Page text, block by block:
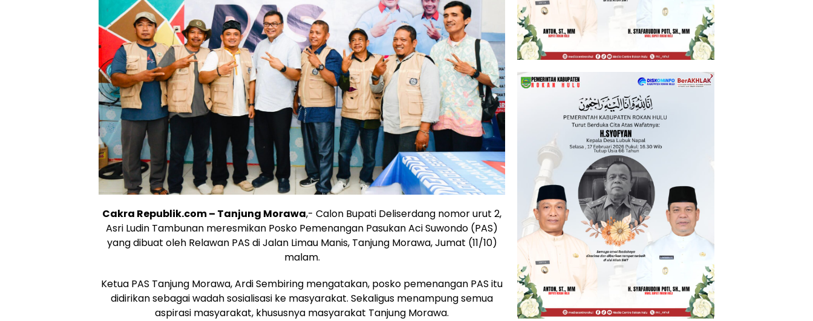
Cakra Republik.com – Tanjung Morawa,- Calon Bupati Deliserdang nomor urut 2,
Asri Ludin Tambunan meresmikan Posko Pemenangan Pasukan Aci Suwondo (PAS)
yang dibuat oleh Relawan PAS di Jalan Limau Manis, Tanjung Morawa, Jumat (11/10)
malam.
Ketua PAS Tanjung Morawa, Ardi Sembiring mengatakan, posko pemenangan PAS itu
didirikan sebagai wadah sosialisasi ke masyarakat. Sekaligus menampung semua
aspirasi masyarakat, khususnya masyarakat Tanjung Morawa.